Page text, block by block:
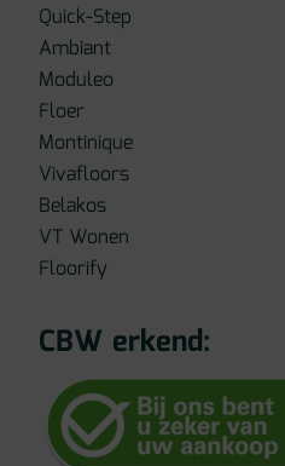
Quick-Step
Ambiant
Moduleo
Floer
Montinique
Vivafloors
Belakos
VT Wonen
Floorify
CBW erkend: